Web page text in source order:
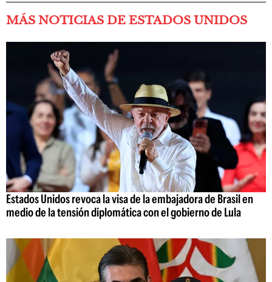
MÁS NOTICIAS DE ESTADOS UNIDOS
Estados Unidos revoca la visa de la embajadora de Brasil en
medio de la tensión diplomática con el gobierno de Lula